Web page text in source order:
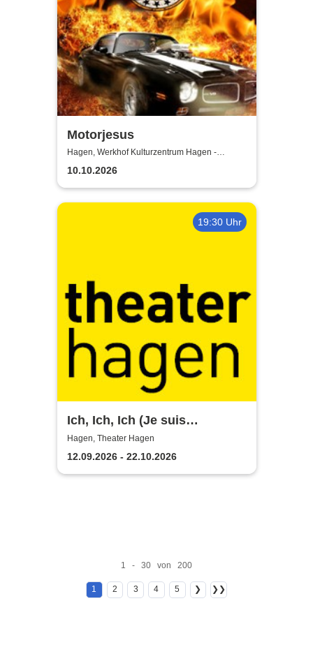
Motorjesus
Hagen, Werkhof Kulturzentrum Hagen -
Hohenlimburg
10.10.2026
19:30 Uhr
Ich, Ich, Ich (Je suis
narcissiste) - Theater Hagen
Hagen, Theater Hagen
12.09.2026 - 22.10.2026
1 - 30 von 200
1 2 3 4 5 ❯ ❯❯